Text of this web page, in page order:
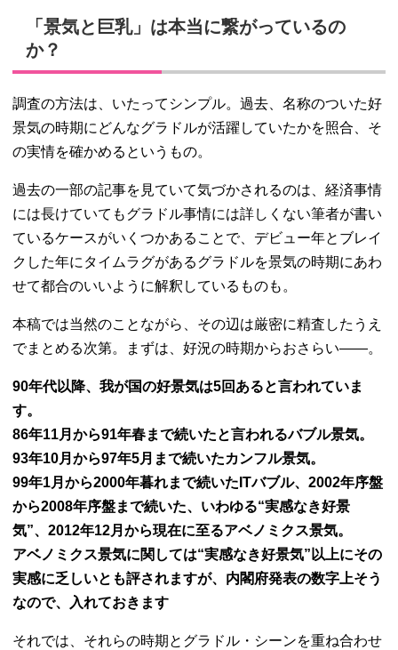
「景気と巨乳」は本当に繋がっているの
か？
調査の方法は、いたってシンプル。過去、名称のついた好
景気の時期にどんなグラドルが活躍していたかを照合、そ
の実情を確かめるというもの。
過去の一部の記事を見ていて気づかされるのは、経済事情
には長けていてもグラドル事情には詳しくない筆者が書い
ているケースがいくつかあることで、デビュー年とブレイ
クした年にタイムラグがあるグラドルを景気の時期にあわ
せて都合のいいように解釈しているものも。
本稿では当然のことながら、その辺は厳密に精査したうえ
でまとめる次第。まずは、好況の時期からおさらい――。
90年代以降、我が国の好景気は5回あると言われていま
す。
86年11月から91年春まで続いたと言われるバブル景気。
93年10月から97年5月まで続いたカンフル景気。
99年1月から2000年暮れまで続いたITバブル、2002年序盤
から2008年序盤まで続いた、いわゆる“実感なき好景
気”、2012年12月から現在に至るアベノミクス景気。
アベノミクス景気に関しては“実感なき好景気”以上にその
実感に乏しいとも評されますが、内閣府発表の数字上そう
なので、入れておきます
それでは、それらの時期とグラドル・シーンを重ね合わせ